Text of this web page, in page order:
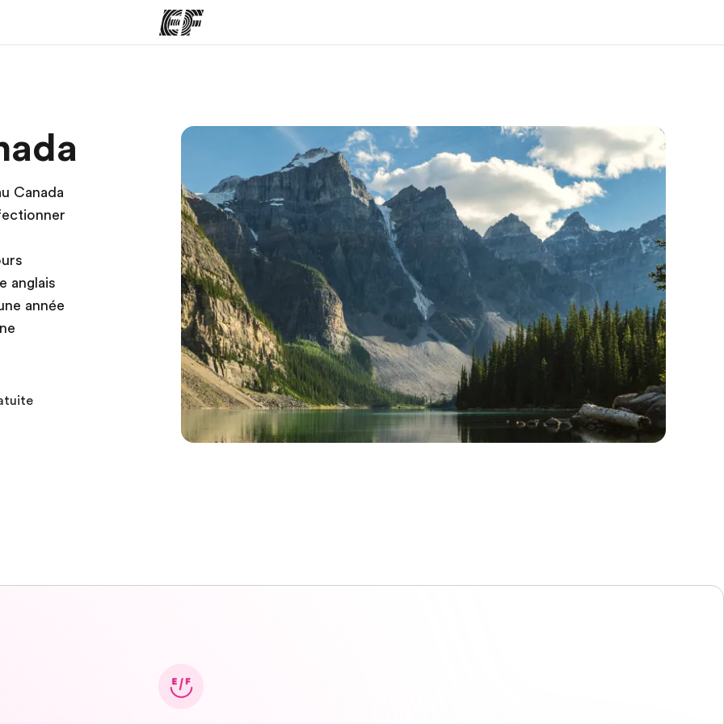
Trouver un bureau Qui sommes-nous ? Rejoignez nos équipes
Canada
anglais
année